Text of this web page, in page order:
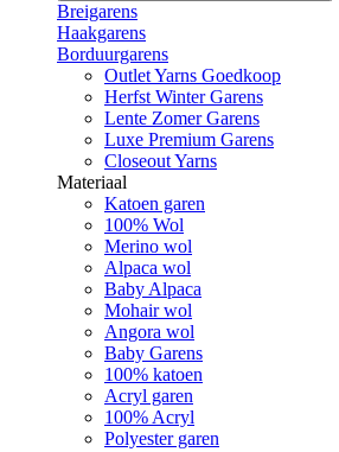
Breigarens
Haakgarens
Borduurgarens
Outlet Yarns Goedkoop
Herfst Winter Garens
Lente Zomer Garens
Luxe Premium Garens
Closeout Yarns
Materiaal
Katoen garen
100% Wol
Merino wol
Alpaca wol
Baby Alpaca
Mohair wol
Angora wol
Baby Garens
100% katoen
Acryl garen
100% Acryl
Polyester garen